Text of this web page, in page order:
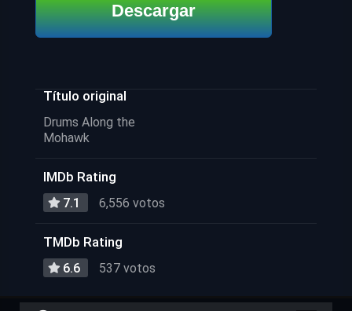
Descargar
Título original
Drums Along the
Mohawk
IMDb Rating
7.1 6,556 votos
TMDb Rating
6.6 537 votos